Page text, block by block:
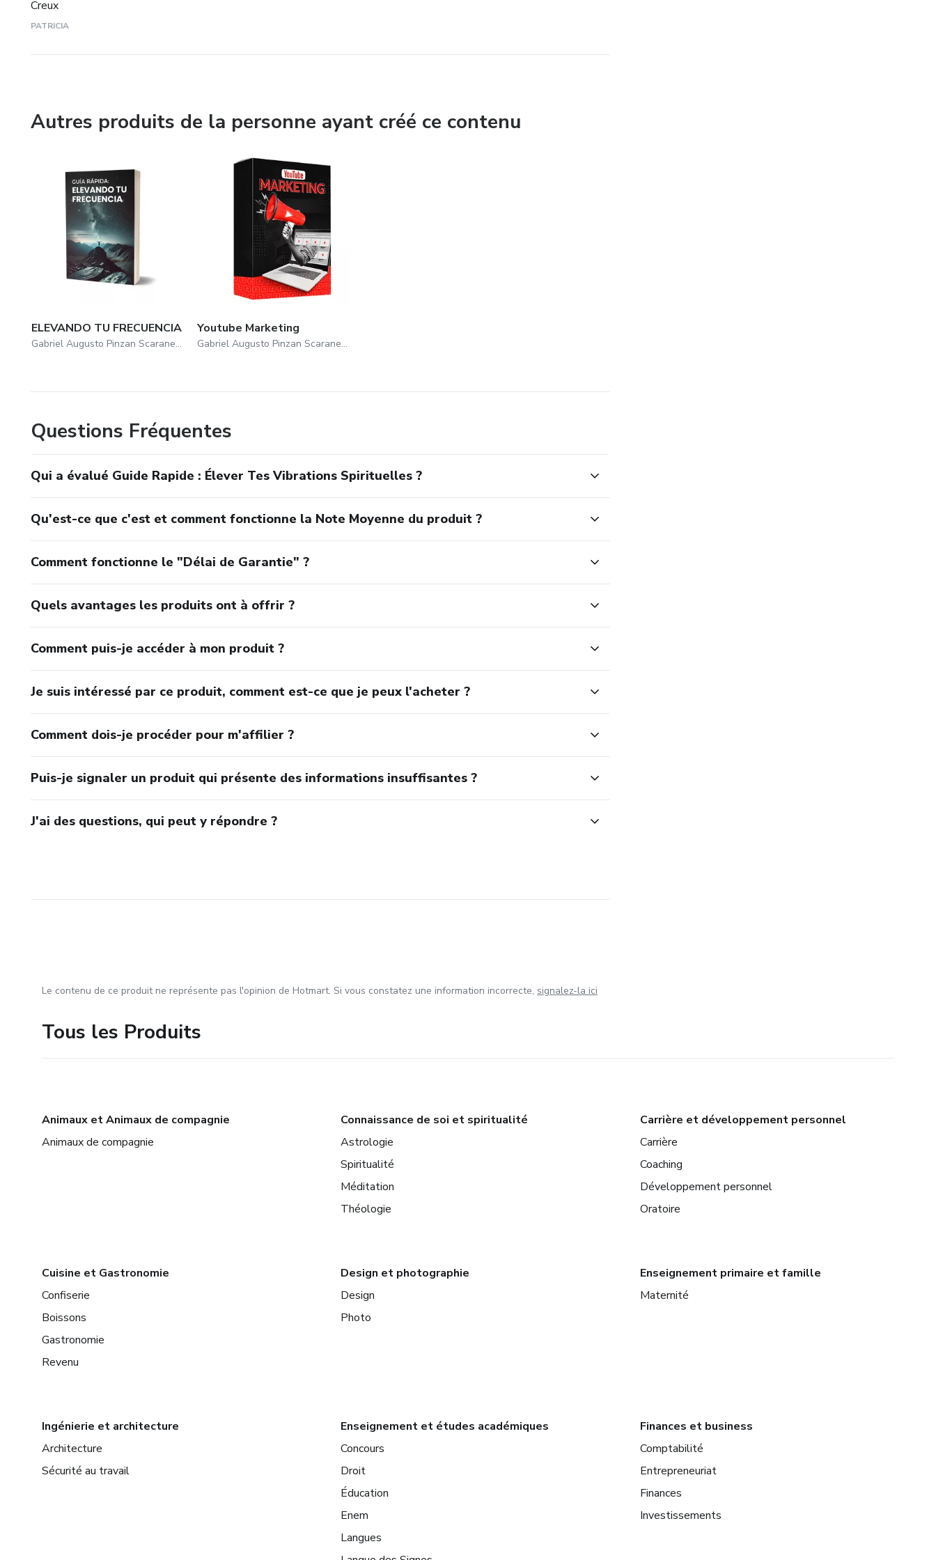
Creux
PATRICIA
Autres produits de la personne ayant créé ce contenu
ELEVANDO TU FRECUENCIA
Gabriel Augusto Pinzan Scaranello
Youtube Marketing
Gabriel Augusto Pinzan Scaranello
Questions Fréquentes
Qui a évalué Guide Rapide : Élever Tes Vibrations Spirituelles ?
Qu'est-ce que c'est et comment fonctionne la Note Moyenne du produit ?
Comment fonctionne le "Délai de Garantie" ?
Quels avantages les produits ont à offrir ?
Comment puis-je accéder à mon produit ?
Je suis intéressé par ce produit, comment est-ce que je peux l'acheter ?
Comment dois-je procéder pour m'affilier ?
Puis-je signaler un produit qui présente des informations insuffisantes ?
J'ai des questions, qui peut y répondre ?
Le contenu de ce produit ne représente pas l'opinion de Hotmart. Si vous constatez une information incorrecte, signalez-la ici
Tous les Produits
Animaux et Animaux de compagnie
Animaux de compagnie
Connaissance de soi et spiritualité
Astrologie
Spiritualité
Méditation
Théologie
Carrière et développement personnel
Carrière
Coaching
Développement personnel
Oratoire
Cuisine et Gastronomie
Confiserie
Boissons
Gastronomie
Revenu
Design et photographie
Design
Photo
Enseignement primaire et famille
Maternité
Ingénierie et architecture
Architecture
Sécurité au travail
Enseignement et études académiques
Concours
Droit
Éducation
Enem
Langues
Finances et business
Comptabilité
Entrepreneuriat
Finances
Investissements